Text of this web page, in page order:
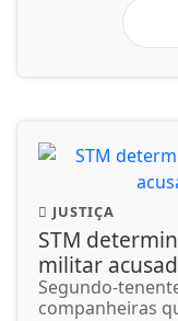
JUSTIÇA
STM
militar
Segundo-
companheiras